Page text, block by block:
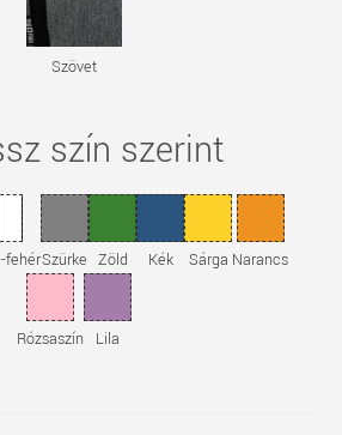
Szövet
szín szerint
fehérSzürke Zöld Kék Sárga Narancs
Rózsaszín Lila